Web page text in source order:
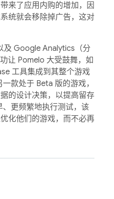
来了应用内购的增加，因
统就会移除掉广告，这对
及 Google Analytics（分
让 Pomelo 大受鼓舞，如
工具集成到其整个游戏
款处于 Beta 版的游戏，
的设计决策，以提高留存
更频繁地执行测试，该
化他们的游戏，而不必再